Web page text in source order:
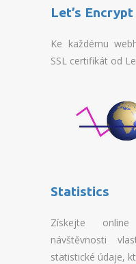
Let’s Encrypt
Ke každému
SSL certifikát od
Statistics
Získejte
návštěvnosti
statistické údaje,